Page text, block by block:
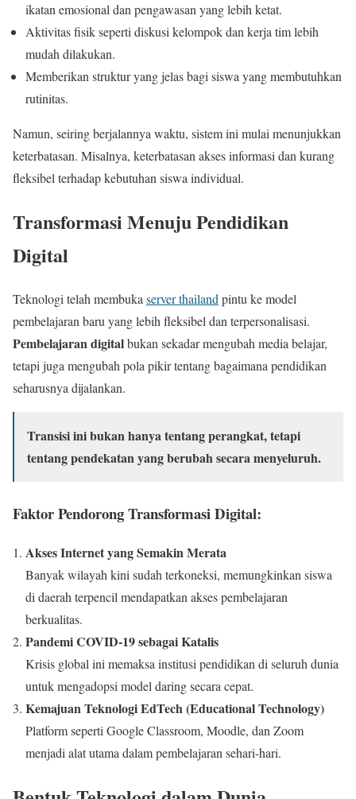
ikatan emosional dan pengawasan yang lebih ketat.
Aktivitas fisik seperti diskusi kelompok dan kerja tim lebih
mudah dilakukan.
Memberikan struktur yang jelas bagi siswa yang membutuhkan
rutinitas.
Namun, seiring berjalannya waktu, sistem ini mulai menunjukkan
keterbatasan. Misalnya, keterbatasan akses informasi dan kurang
fleksibel terhadap kebutuhan siswa individual.
Transformasi Menuju Pendidikan
Digital
Teknologi telah membuka server thailand pintu ke model
pembelajaran baru yang lebih fleksibel dan terpersonalisasi.
Pembelajaran digitalbukan sekadar mengubah media belajar,
tetapi juga mengubah pola pikir tentang bagaimana pendidikan
seharusnya dijalankan.
Transisi ini bukan hanya tentang perangkat, tetapi
tentang pendekatan yang berubah secara menyeluruh.
Faktor Pendorong Transformasi Digital:
Akses Internet yang Semakin Merata
Banyak wilayah kini sudah terkoneksi, memungkinkan siswa
di daerah terpencil mendapatkan akses pembelajaran
berkualitas.
Pandemi COVID-19 sebagai Katalis
Krisis global ini memaksa institusi pendidikan di seluruh dunia
untuk mengadopsi model daring secara cepat.
Kemajuan Teknologi EdTech (Educational Technology)
Platform seperti Google Classroom, Moodle, dan Zoom
menjadi alat utama dalam pembelajaran sehari-hari.